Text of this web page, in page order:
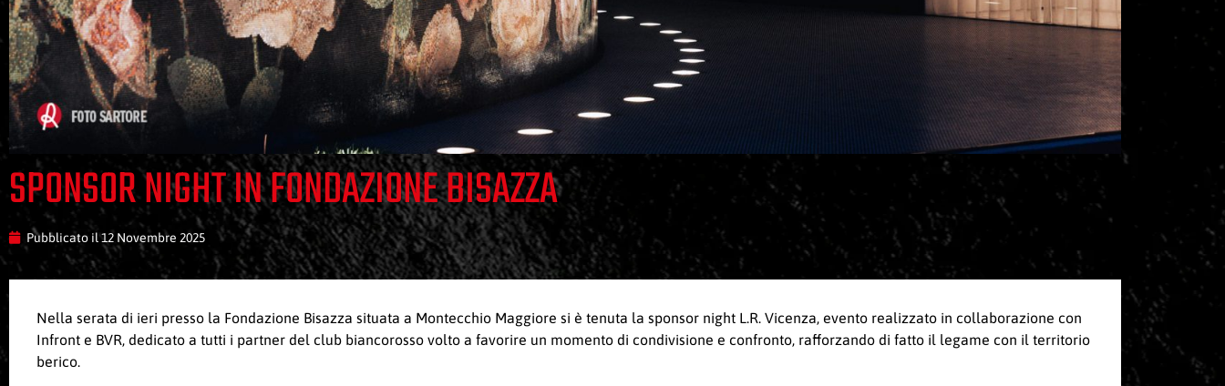
SPONSOR NIGHT IN FONDAZIONE BISAZZA
Pubblicato il12 Novembre 2025
Nella serata di ieri presso la Fondazione Bisazza situata a Montecchio Maggiore si è tenuta la sponsor night L.R. Vicenza, evento realizzato in collaborazione con
Infront e BVR, dedicato a tutti i partner del club biancorosso volto a favorire un momento di condivisione e confronto, rafforzando di fatto il legame con il territorio
berico.